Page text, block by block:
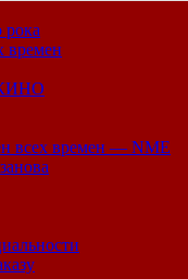
рока
времен
КИНО
всех времен — NME